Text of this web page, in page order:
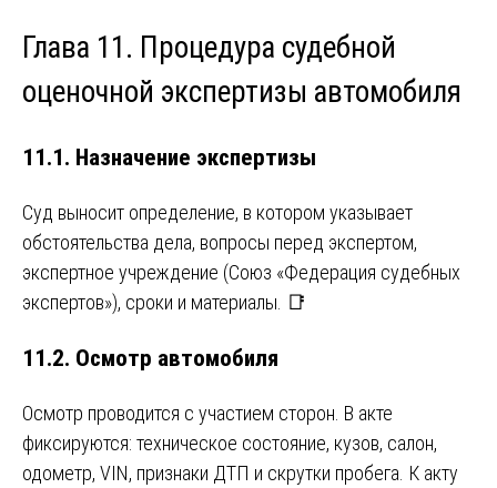
Глава 11. Процедура судебной
оценочной экспертизы автомобиля
11.1. Назначение экспертизы
Суд выносит определение, в котором указывает
обстоятельства дела, вопросы перед экспертом,
экспертное учреждение (Союз «Федерация судебных
экспертов»), сроки и материалы. 📑
11.2. Осмотр автомобиля
Осмотр проводится с участием сторон. В акте
фиксируются: техническое состояние, кузов, салон,
одометр, VIN, признаки ДТП и скрутки пробега. К акту